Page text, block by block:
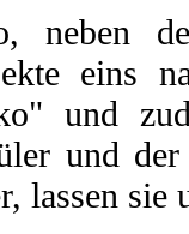
neben
eins
und
und
lassen sie